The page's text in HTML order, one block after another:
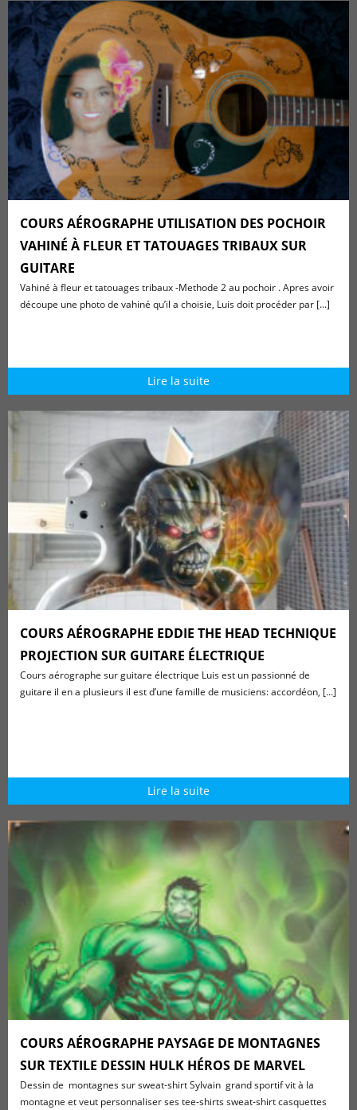
COURS AÉROGRAPHE UTILISATION DES POCHOIR
VAHINÉ À FLEUR ET TATOUAGES TRIBAUX SUR
GUITARE
Vahiné à fleur et tatouages tribaux -Methode 2 au pochoir . Apres avoir
découpe une photo de vahiné qu’il a choisie, Luis doit procéder par [...]
Lire la suite
COURS AÉROGRAPHE EDDIE THE HEAD TECHNIQUE
PROJECTION SUR GUITARE ÉLECTRIQUE
Cours aérographe sur guitare électrique Luis est un passionné de
guitare il en a plusieurs il est d’une famille de musiciens: accordéon, [...]
Lire la suite
COURS AÉROGRAPHE PAYSAGE DE MONTAGNES
SUR TEXTILE DESSIN HULK HÉROS DE MARVEL
Dessin de montagnes sur sweat-shirt Sylvain grand sportif vit à la
montagne et veut personnaliser ses tee-shirts sweat-shirt casquettes